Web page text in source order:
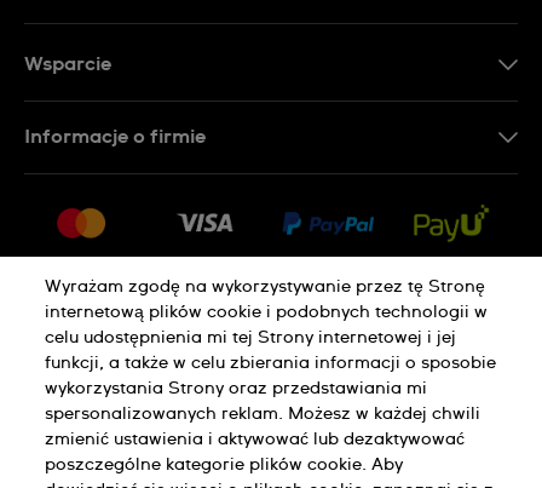
Wsparcie
Zwroty i reklamacje
Warunki sprzedaży
Odstąp od umowy
Informacje o firmie
Praca
Polityka Prywatności Pliki Cookie
Regulamin Sklepu
Wyrażam zgodę na wykorzystywanie przez tę Stronę
internetową plików cookie i podobnych technologii w
celu udostępnienia mi tej Strony internetowej i jej
funkcji, a także w celu zbierania informacji o sposobie
wykorzystania Strony oraz przedstawiania mi
spersonalizowanych reklam. Możesz w każdej chwili
zmienić ustawienia i aktywować lub dezaktywować
poszczególne kategorie plików cookie. Aby